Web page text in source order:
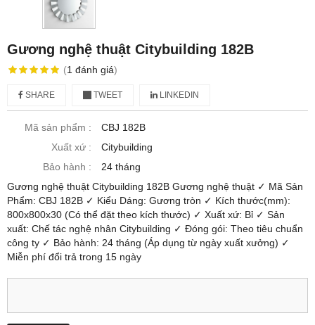
Gương nghệ thuật Citybuilding 182B
(1 đánh giá)
SHARE TWEET LINKEDIN
Mã sản phẩm :
CBJ 182B
Xuất xứ :
Citybuilding
Bảo hành :
24 tháng
Gương nghệ thuật Citybuilding 182B Gương nghệ thuật ✓ Mã Sản
Phẩm: CBJ 182B ✓ Kiểu Dáng: Gương tròn ✓ Kích thước(mm):
800x800x30 (Có thể đặt theo kích thước) ✓ Xuất xứ: Bỉ ✓ Sản
xuất: Chế tác nghệ nhân Citybuilding ✓ Đóng gói: Theo tiêu chuẩn
công ty ✓ Bảo hành: 24 tháng (Áp dụng từ ngày xuất xưởng) ✓
Miễn phí đổi trả trong 15 ngày